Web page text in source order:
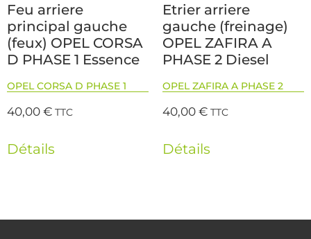
Feu arriere
principal gauche
(feux) OPEL CORSA
D PHASE 1 Essence
OPEL CORSA D PHASE 1
40,00€ TTC
Détails
Etrier arriere
gauche (freinage)
OPEL ZAFIRA A
PHASE 2 Diesel
OPEL ZAFIRA A PHASE 2
40,00€ TTC
Détails